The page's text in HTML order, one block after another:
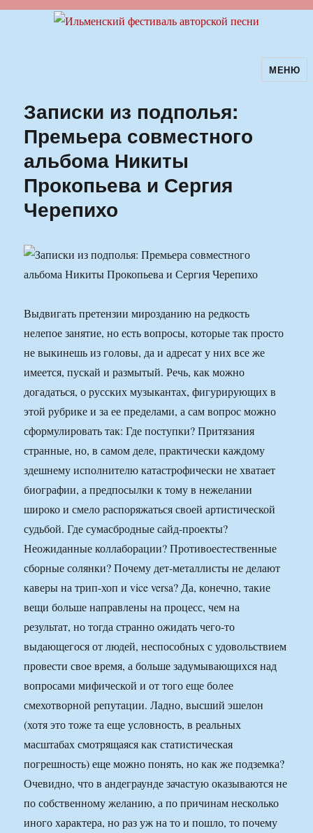
Ильменский фестиваль авторскойМЕНЮ
Записки из подполья:
Премьера совместного
альбома Никиты
Прокопьева и Сергия
Черепихо
Выдвигать претензии мирозданию на редкость
нелепое занятие, но есть вопросы, которые так просто
не выкинешь из головы, да и адресат у них все же
имеется, пускай и размытый. Речь, как можно
догадаться, о русских музыкантах, фигурирующих в
этой рубрике и за ее пределами, а сам вопрос можно
сформулировать так: Где поступки? Притязания
странные, но, в самом деле, практически каждому
здешнему исполнителю катастрофически не хватает
биографии, а предпосылки к тому в нежелании
широко и смело распоряжаться своей артистической
судьбой. Где сумасбродные сайд-проекты?
Неожиданные коллаборации? Противоестественные
сборные солянки? Почему дет-металлисты не делают
каверы на трип-хоп и vice versa? Да, конечно, такие
вещи больше направлены на процесс, чем на
результат, но тогда странно ожидать чего-то
выдающегося от людей, неспособных с удовольствием
провести свое время, а больше задумывающихся над
вопросами мифической и от того еще более
смехотворной репутации. Ладно, высший эшелон
(хотя это тоже та еще условность, в реальных
масштабах смотрящаяся как статистическая
погрешность) еще можно понять, но как же подземка?
Очевидно, что в андеграунде зачастую оказываются не
по собственному желанию, а по причинам несколько
иного характера, но раз уж на то и пошло, то почему